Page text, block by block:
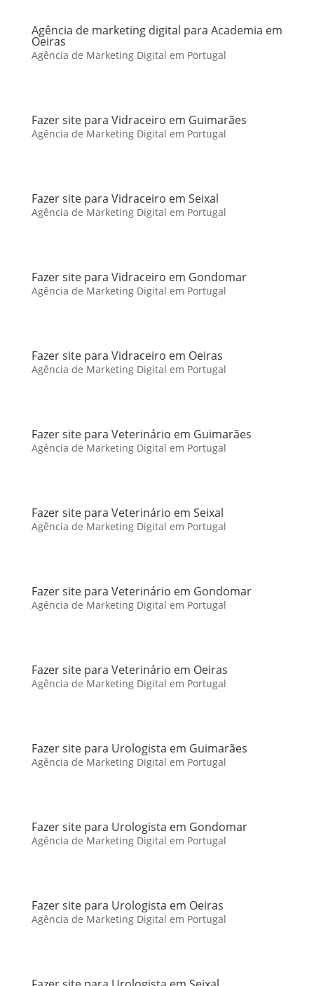
Agência de marketing digital para Academia em
Oeiras
Agência de Marketing Digital em Portugal
Fazer site para Vidraceiro em Guimarães
Agência de Marketing Digital em Portugal
Fazer site para Vidraceiro em Seixal
Agência de Marketing Digital em Portugal
Fazer site para Vidraceiro em Gondomar
Agência de Marketing Digital em Portugal
Fazer site para Vidraceiro em Oeiras
Agência de Marketing Digital em Portugal
Fazer site para Veterinário em Guimarães
Agência de Marketing Digital em Portugal
Fazer site para Veterinário em Seixal
Agência de Marketing Digital em Portugal
Fazer site para Veterinário em Gondomar
Agência de Marketing Digital em Portugal
Fazer site para Veterinário em Oeiras
Agência de Marketing Digital em Portugal
Fazer site para Urologista em Guimarães
Agência de Marketing Digital em Portugal
Fazer site para Urologista em Gondomar
Agência de Marketing Digital em Portugal
Fazer site para Urologista em Oeiras
Agência de Marketing Digital em Portugal